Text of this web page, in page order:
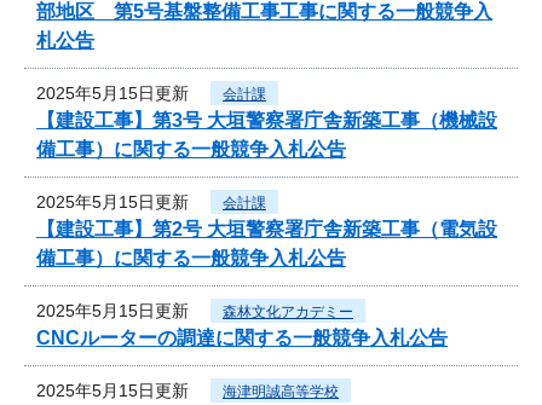
部地区 第5号基盤整備工事工事に関する一般競争入
札公告
2025年5月15日更新 会計課
【建設工事】第3号 大垣警察署庁舎新築工事（機械設
備工事）に関する一般競争入札公告
2025年5月15日更新 会計課
【建設工事】第2号 大垣警察署庁舎新築工事（電気設
備工事）に関する一般競争入札公告
2025年5月15日更新 森林文化アカデミー
CNCルーターの調達に関する一般競争入札公告
2025年5月15日更新 海津明誠高等学校